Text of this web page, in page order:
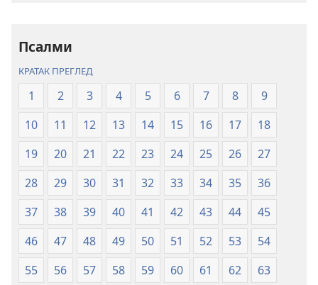
(ревидирано
издање
2019)
(ревидирано
издање
2019)
Псалми
КРАТАК ПРЕГЛЕД
1 2 3 4 5 6 7 8
9
10
11 12 13 14 15 16 17
18
19
20 21 22 23 24 25 26
27
28
29 30 31 32 33 34 35
36
37
38 39 40 41 42 43 44
45
46
47 48 49 50 51 52 53
54
55
56 57 58 59 60 61 62
63